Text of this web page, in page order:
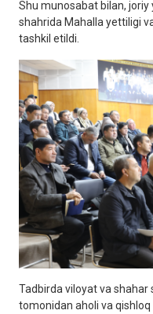
Shu munosabat bilan,
shahrida Mahalla yettiligi
tashkil etildi.
Tadbirda viloyat va shahar
tomonidan aholi va qishloq